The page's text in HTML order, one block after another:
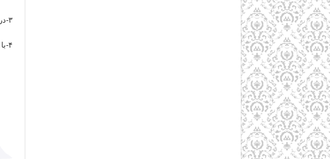
۳-در این روش استحکام قالب جهت تولید قطعات بسیار بزرگ کافی نمی باشد.
۴-با افزایش وزنی قطعه های ریخته گری دقت ابعادی کاهش می یابد.